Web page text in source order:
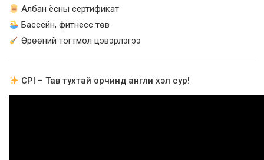
Албан ёсны сертификат
Бассейн, фитнесс төв
Өрөөний тогтмол цэвэрлэгээ
CPI – Тав тухтай орчинд англи хэл сур!